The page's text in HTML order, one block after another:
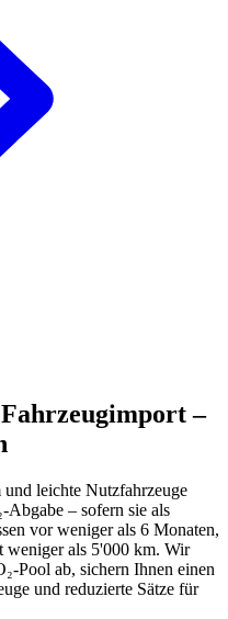
–
leichte Nutzfahrzeuge
Abgabe – sofern sie als
vor weniger als 6 Monaten,
weniger als 5'000 km. Wir
Pool ab, sichern Ihnen einen
und reduzierte Sätze für